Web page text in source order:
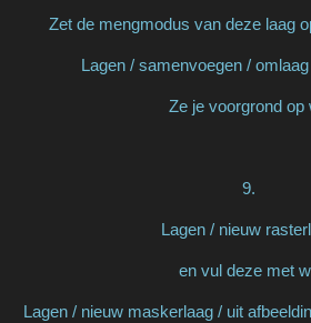
Zet de mengmodus van deze laag
Lagen / samenvoegen /
Ze je voorgrond op
9.
Lagen / nieuw
en vul deze met
Lagen / nieuw maskerlaag / uit